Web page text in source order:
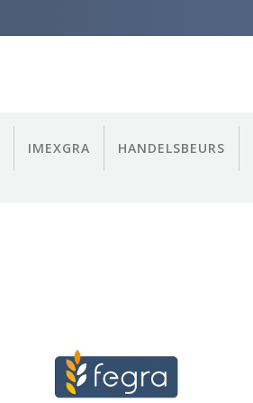
IMEXGRA HANDELSBEURS